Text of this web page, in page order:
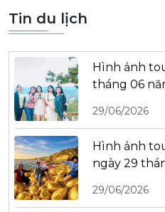
Tin du lịch
Hình ảnh
tháng 06
29/06/2026
Hình ảnh
ngày 29
29/06/2026